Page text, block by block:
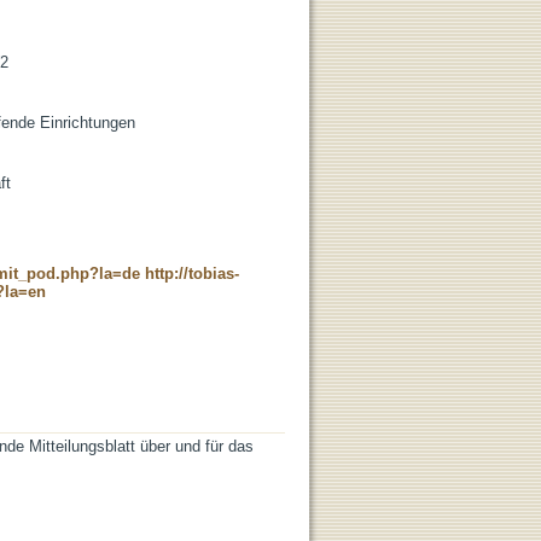
Einrichtungen
http://tobias-
Mitteilungsblatt über und für das